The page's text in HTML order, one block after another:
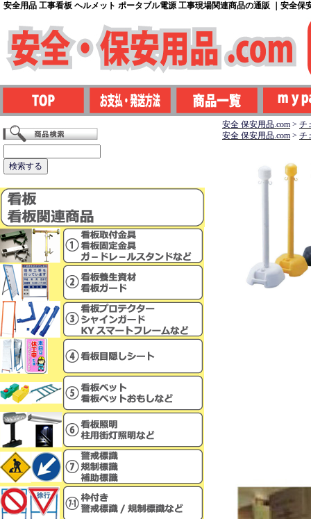
安全用品 工事看板 ヘルメット ポータブル電源 工事現場関連商品の通販 ｜安全保
安全 保安用品.com > チ
安全 保安用品.com > チ